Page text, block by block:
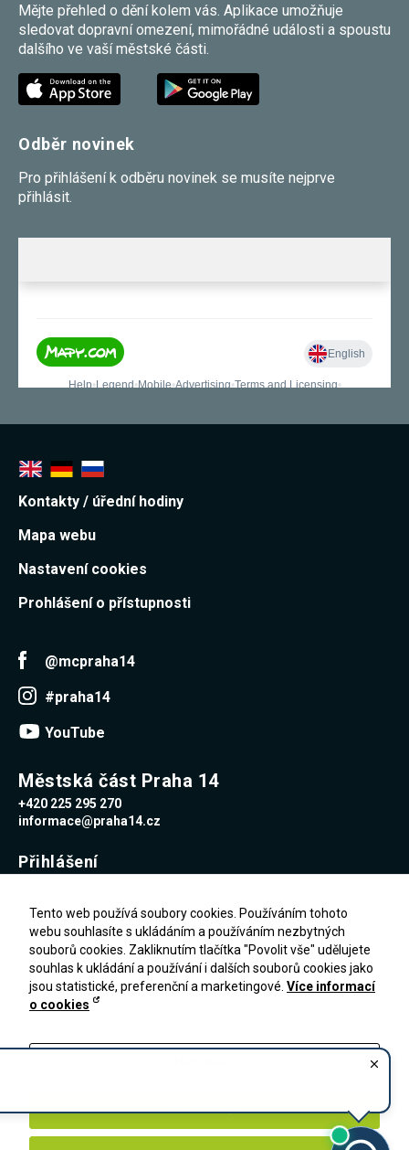
Mějte přehled o dění kolem vás. Aplikace umožňuje
sledovat dopravní omezení, mimořádné události a spoustu
dalšího ve vaší městské části.
Odběr novinek
Pro přihlášení k odběru novinek se musíte nejprve
přihlásit.
Kontakty / úřední hodiny
Mapa webu
Nastavení cookies
Prohlášení o přístupnosti
@mcpraha14
#praha14
YouTube
Městská část Praha 14
+420 225 295 270
informace@praha14.cz
Přihlášení
Heslo
Tento web používá soubory cookies. Používáním tohoto
webu souhlasíte s ukládáním a používáním nezbytných
souborů cookies. Zakliknutím tlačítka "Povolit vše" udělujete
souhlas k ukládání a používání i dalších souborů cookies jako
jsou statistické, preferenční a marketingové. Více informací
o cookies
Zakázat vše